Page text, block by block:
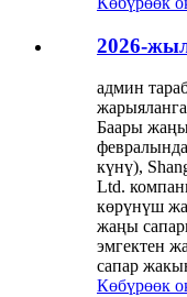
2026-
админ
Баары
күнү),
Ltd.
көрүнүш
жаңы
эмгектен
сапар
Көбүрөөк